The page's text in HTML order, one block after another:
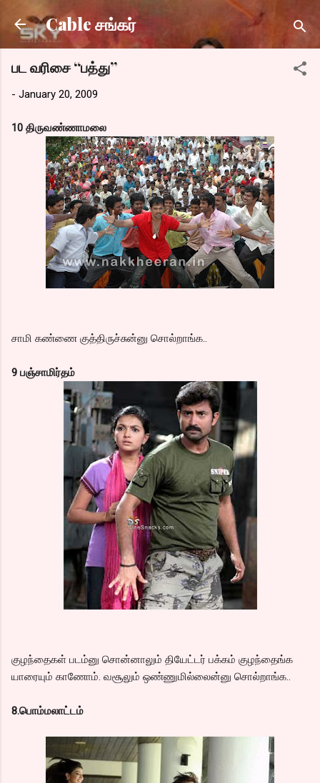
Skip to main content
Cable சங்கர்
பட வரிசை “பத்து”
- January 20, 2009
10 திருவண்ணாமலை
சாமி கண்ணை குத்திருச்சுன்னு சொல்றாங்க..
9 பஞ்சாமிர்தம்
குழந்தைகள் படம்னு சொன்னாலும் தியேட்டர் பக்கம் குழந்தைங்க
யாரையும் காணோம். வசூலும் ஒண்ணுமில்லைன்னு சொல்றாங்க..
8.பொம்மலாட்டம்